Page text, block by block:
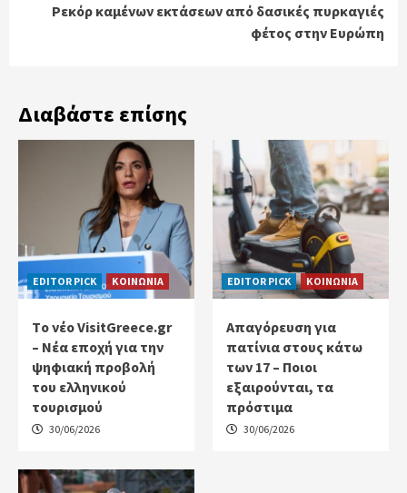
Ρεκόρ καμένων εκτάσεων από δασικές πυρκαγιές
φέτος στην Ευρώπη
Διαβάστε επίσης
EDITOR PICK ΚΟΙΝΩΝΙΑ
Tο νέο VisitGreece.gr
– Νέα εποχή για την
ψηφιακή προβολή
του ελληνικού
τουρισμού
30/06/2026
EDITOR PICK ΚΟΙΝΩΝΙΑ
Απαγόρευση για
πατίνια στους κάτω
των 17 – Ποιοι
εξαιρούνται, τα
πρόστιμα
30/06/2026